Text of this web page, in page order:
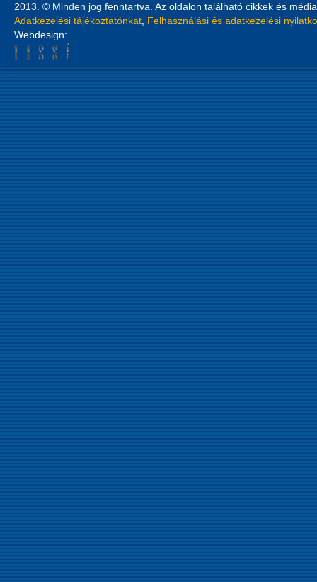
2013. © Minden jog fenntartva. Az oldalon található cikkek és
Adatkezelési tájékoztatónkat Felhasználási és adatkezelési
Webdesign: